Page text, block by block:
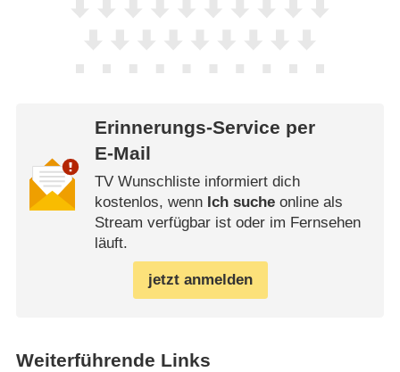
Erinnerungs-Service per
E-Mail
TV Wunschliste informiert dich
kostenlos, wenn Ich sucheonline als
Stream verfügbar ist oder im Fernsehen
läuft.
jetzt anmelden
Weiterführende Links